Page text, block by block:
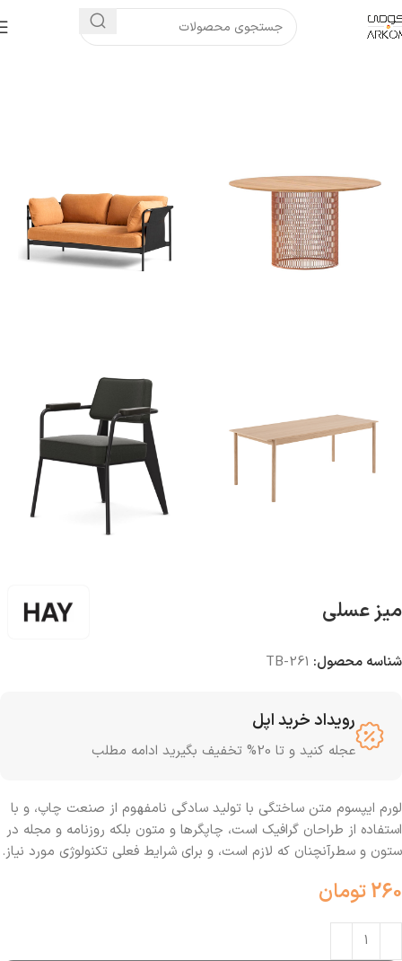
میز عسلی
شناسه محصول: TB-261
رویداد خرید اپل
عجله کنید و تا 20% تخفیف بگیرید ادامه مطلب
لورم ایپسوم متن ساختگی با تولید سادگی نامفهوم از صنعت چاپ، و با
استفاده از طراحان گرافیک است، چاپگرها و متون بلکه روزنامه و مجله در
ستون و سطرآنچنان که لازم است، و برای شرایط فعلی تکنولوژی مورد نیاز.
260تومان